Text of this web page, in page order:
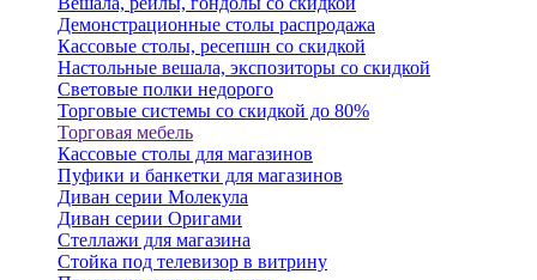
Демонстрационные столы распродажа
Кассовые столы, ресепшн со скидкой
Настольные вешала, экспозиторы со скидкой
Световые полки недорого
Торговые системы со скидкой до 80%
Торговая мебель
Кассовые столы для магазинов
Пуфики и банкетки для магазинов
Диван серии Молекула
Диван серии Оригами
Стеллажи для магазина
Стойка под телевизор в витрину